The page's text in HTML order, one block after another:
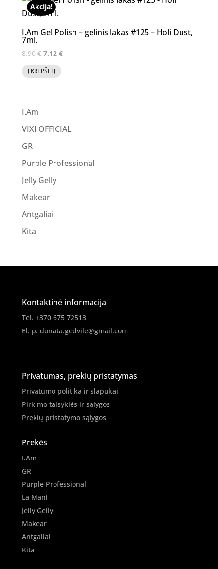
Akcija!
I.Am Gel Polish – gelinis lakas #125 – Holi Dust,
7ml.
8.90€ Original
price
was:
7.12 €Current
Į KREPŠELĮ
I.Am
VIXI OFFICIAL
GR
Purple Professional
Jelly Gelly
Makear
Antgaliai
Kita
Kontaktinė informacija
Tel. +370 675 72513
El. p. donata.gedvile@gmail.com
Privatumas, prekių pristatymas
Privatumo politika ir slapukai
Pirkimo taisyklės ir sąlygos
Prekių pristatymo sąlygos
Prekės
I.Am
GR
Purple Professional
La Mani
Jelly Gelly
Makear
Antgaliai
Kita